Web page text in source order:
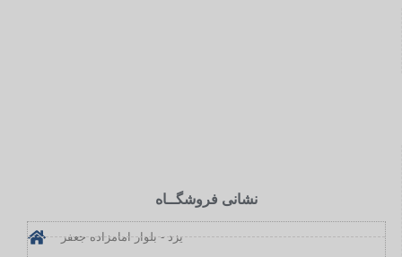
نشانی فروشگــاه
یزد - بلوار امامزاده جعفر